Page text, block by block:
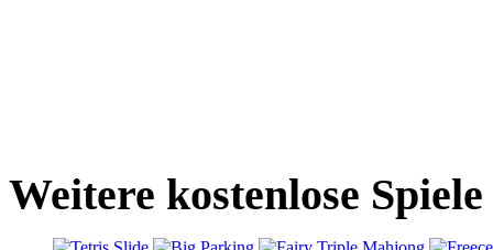
Weitere kostenlose